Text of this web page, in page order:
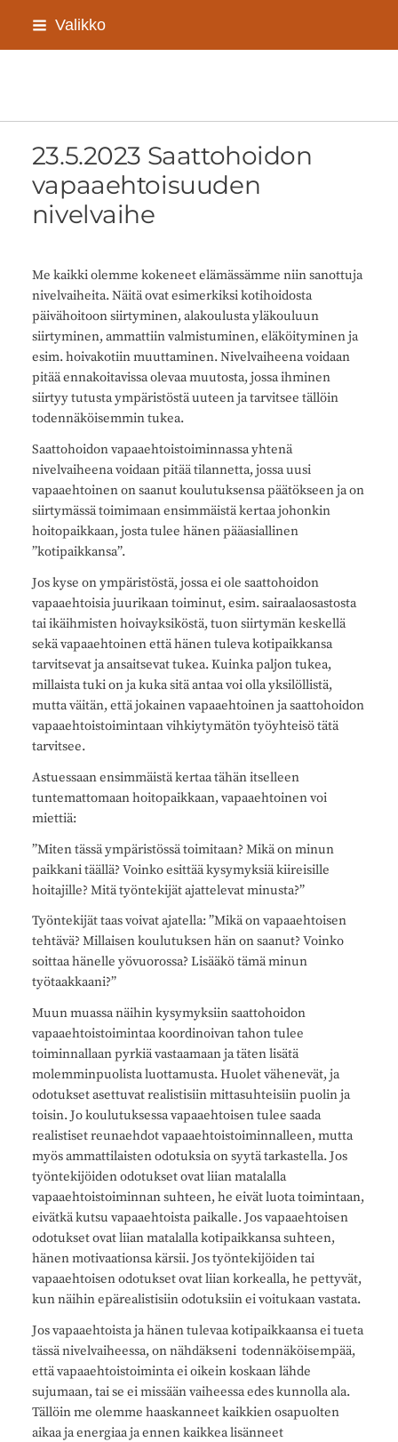
Siirry
Valikko
23.5.2023 Saattohoidon
vapaaehtoisuuden
nivelvaihe
Me kaikki olemme kokeneet elämässämme niin sanottuja
nivelvaiheita. Näitä ovat esimerkiksi kotihoidosta
päivähoitoon siirtyminen, alakoulusta yläkouluun
siirtyminen, ammattiin valmistuminen, eläköityminen ja
esim. hoivakotiin muuttaminen. Nivelvaiheena voidaan
pitää ennakoitavissa olevaa muutosta, jossa ihminen
siirtyy tutusta ympäristöstä uuteen ja tarvitsee tällöin
todennäköisemmin tukea.
Saattohoidon vapaaehtoistoiminnassa yhtenä
nivelvaiheena voidaan pitää tilannetta, jossa uusi
vapaaehtoinen on saanut koulutuksensa päätökseen ja on
siirtymässä toimimaan ensimmäistä kertaa johonkin
hoitopaikkaan, josta tulee hänen pääasiallinen
”kotipaikkansa”.
Jos kyse on ympäristöstä, jossa ei ole saattohoidon
vapaaehtoisia juurikaan toiminut, esim. sairaalaosastosta
tai ikäihmisten hoivayksiköstä, tuon siirtymän keskellä
sekä vapaaehtoinen että hänen tuleva kotipaikkansa
tarvitsevat ja ansaitsevat tukea. Kuinka paljon tukea,
millaista tuki on ja kuka sitä antaa voi olla yksilöllistä,
mutta väitän, että jokainen vapaaehtoinen ja saattohoidon
vapaaehtoistoimintaan vihkiytymätön työyhteisö tätä
tarvitsee.
Astuessaan ensimmäistä kertaa tähän itselleen
tuntemattomaan hoitopaikkaan, vapaaehtoinen voi
miettiä:
”Miten tässä ympäristössä toimitaan? Mikä on minun
paikkani täällä? Voinko esittää kysymyksiä kiireisille
hoitajille? Mitä työntekijät ajattelevat minusta?”
Työntekijät taas voivat ajatella: ”Mikä on vapaaehtoisen
tehtävä? Millaisen koulutuksen hän on saanut? Voinko
soittaa hänelle yövuorossa? Lisääkö tämä minun
työtaakkaani?”
Muun muassa näihin kysymyksiin saattohoidon
vapaaehtoistoimintaa koordinoivan tahon tulee
toiminnallaan pyrkiä vastaamaan ja täten lisätä
molemminpuolista luottamusta. Huolet vähenevät, ja
odotukset asettuvat realistisiin mittasuhteisiin puolin ja
toisin. Jo koulutuksessa vapaaehtoisen tulee saada
realistiset reunaehdot vapaaehtoistoiminnalleen, mutta
myös ammattilaisten odotuksia on syytä tarkastella. Jos
työntekijöiden odotukset ovat liian matalalla
vapaaehtoistoiminnan suhteen, he eivät luota toimintaan,
eivätkä kutsu vapaaehtoista paikalle. Jos vapaaehtoisen
odotukset ovat liian matalalla kotipaikkansa suhteen,
hänen motivaationsa kärsii. Jos työntekijöiden tai
vapaaehtoisen odotukset ovat liian korkealla, he pettyvät,
kun näihin epärealistisiin odotuksiin ei voitukaan vastata.
Jos vapaaehtoista ja hänen tulevaa kotipaikkaansa ei tueta
tässä nivelvaiheessa, on nähdäkseni todennäköisempää,
että vapaaehtoistoiminta ei oikein koskaan lähde
sujumaan, tai se ei missään vaiheessa edes kunnolla ala.
Tällöin me olemme haaskanneet kaikkien osapuolten
aikaa ja energiaa ja ennen kaikkea lisänneet